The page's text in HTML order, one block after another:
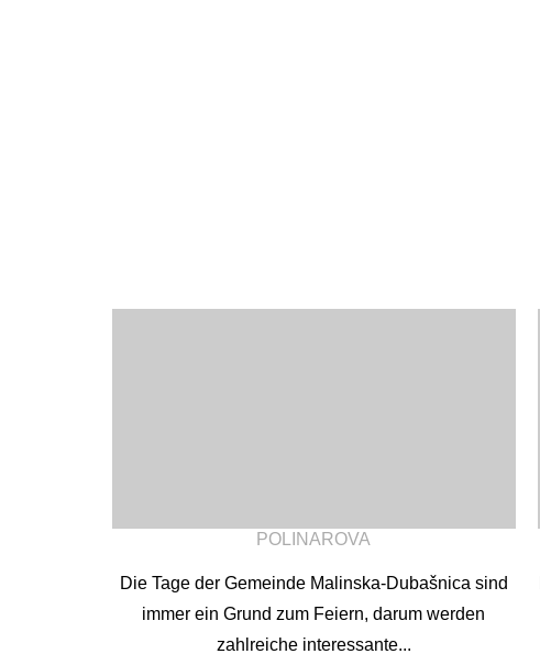
POLINAROVA
Die Tage der Gemeinde Malinska-Dubašnica sind
immer ein Grund zum Feiern, darum werden
zahlreiche interessante...